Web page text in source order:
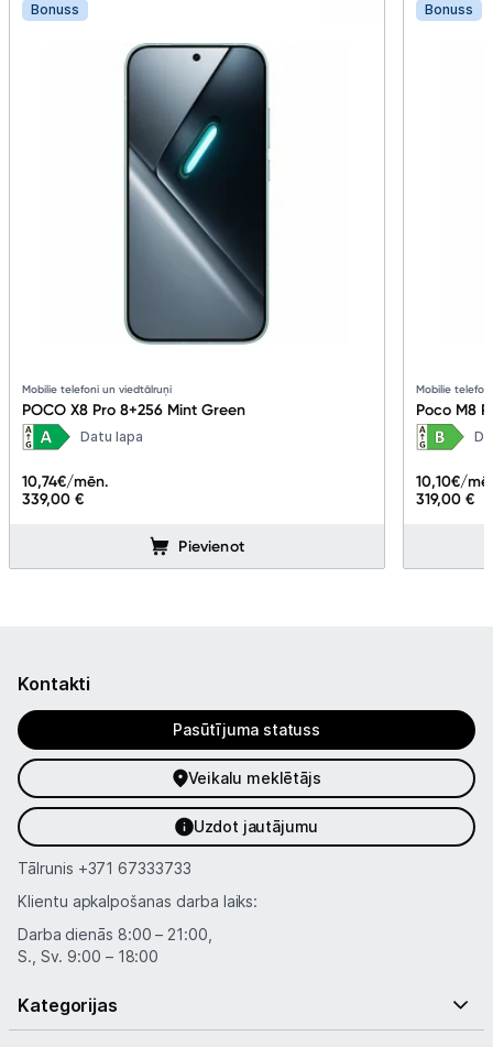
Bonuss
Mobilie telefoni un viedtālruņi
POCO X8 Pro 8+256 Mint Green
Datu lapa
339,00 €
10,74€/mēn.
Pievienot
Bonuss
Mobilie
Poco M8
319,00 €
10,10€/
Kontakti
Pasūtījuma statuss
Veikalu meklētājs
Uzdot jautājumu
Tālrunis +371 67333733
Klientu apkalpošanas darba laiks:
Darba dienās 8:00 – 21:00,
S., Sv. 9:00 – 18:00
Kategorijas